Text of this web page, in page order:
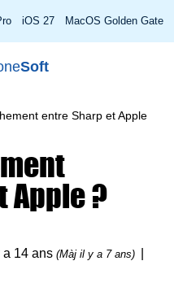
iOS 27 MacOS Golden Gate
Soft
entre Sharp et Apple
Apple ?
a 14 ans(Màj il y a 7 ans)